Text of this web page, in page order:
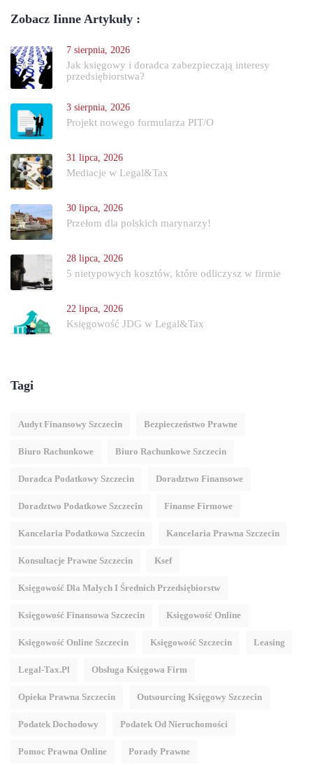
Zobacz Iinne Artykuły :
7 sierpnia, 2026
Jak księgowy i doradca zabezpieczają interesy
przedsiębiorstwa?
3 sierpnia, 2026
Projekt nowego formularza PIT/O
31 lipca, 2026
Mediacje w Legal&Tax
30 lipca, 2026
Przełom dla polskich marynarzy!
28 lipca, 2026
5 nietypowych kosztów, które odliczysz w firmie
22 lipca, 2026
Księgowość JDG w Legal&Tax
Tagi
Audyt Finansowy Szczecin Bezpieczeństwo Prawne
Biuro Rachunkowe Biuro Rachunkowe Szczecin
Doradca Podatkowy Szczecin Doradztwo Finansowe
Doradztwo Podatkowe Szczecin Finanse Firmowe
Kancelaria Podatkowa Szczecin Kancelaria Prawna Szczecin
Konsultacje Prawne Szczecin Ksef
Księgowość Dla Małych I Średnich Przedsiębiorstw
Księgowość Finansowa Szczecin Księgowość Online
Księgowość Online Szczecin Księgowość Szczecin Leasing
Legal-Tax.pl Obsługa Księgowa Firm
Opieka Prawna Szczecin Outsourcing Księgowy Szczecin
Podatek Dochodowy Podatek Od Nieruchomości
Pomoc Prawna Online Porady Prawne